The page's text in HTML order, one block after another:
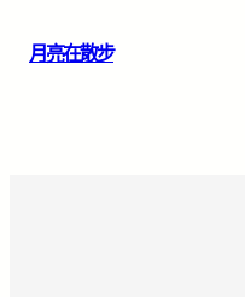
月亮在散步